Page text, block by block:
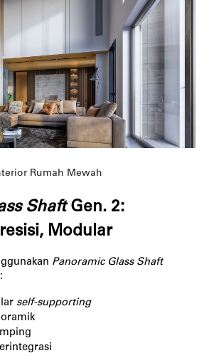
Rumah Mewah
Shaft Gen. 2:
Modular
Panoramic Glass Shaft
self-supporting